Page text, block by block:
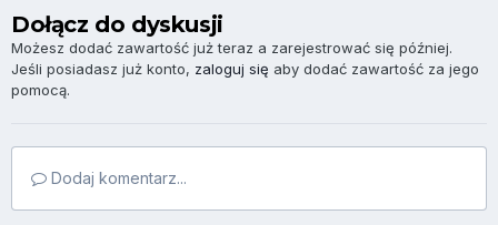
Dołącz do dyskusji
Możesz dodać zawartość już teraz a zarejestrować się później.
Jeśli posiadasz już konto, zaloguj się aby dodać zawartość za jego
pomocą.
Dodaj komentarz...